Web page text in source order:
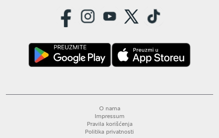
O nama
Impressum
Pravila korišćenja
Politika privatnosti